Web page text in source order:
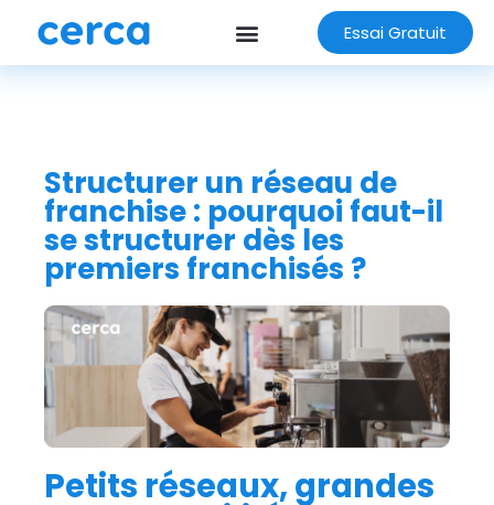
Essai Gratuit
Structurer un réseau de
franchise : pourquoi faut-il
se structurer dès les
premiers franchisés ?
Petits réseaux, grandes